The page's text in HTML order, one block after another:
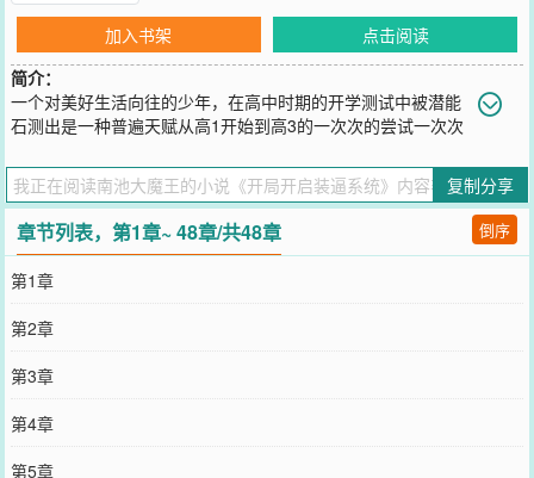
加入书架
点击阅读
简介：
一个对美好生活向往的少年，在高中时期的开学测试中被潜能
石测出是一种普遍天赋从高1开始到高3的一次次的尝试一次次
始新的转变。新人请多指教
您要是觉得《开局开启装逼系统》还不错的话请不要忘记向您QQ群和
微博微信里的朋友推荐哦！
复制分享
章节列表，第1章~ 48章/共48章 倒序
第1章
第2章
第3章
第4章
第5章